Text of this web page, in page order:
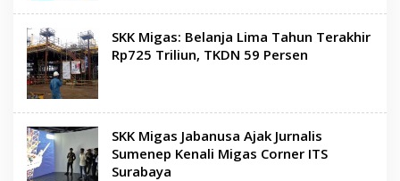
SKK Migas: Belanja Lima Tahun Terakhir
Rp725 Triliun, TKDN 59 Persen
SKK Migas Jabanusa Ajak Jurnalis
Sumenep Kenali Migas Corner ITS
Surabaya